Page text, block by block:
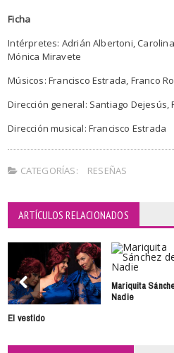
Ficha
Intérpretes: Adrián Albertoni,
Mónica Miravete
Músicos: Francisco Estrada, Franco
Dirección general: Santiago Dejesús,
Dirección musical: Francisco Estrada
CATEGORÍAS: RESEÑAS
ARTÍCULOS RELACIONADOS
El vestido
Mariquita
Nadie